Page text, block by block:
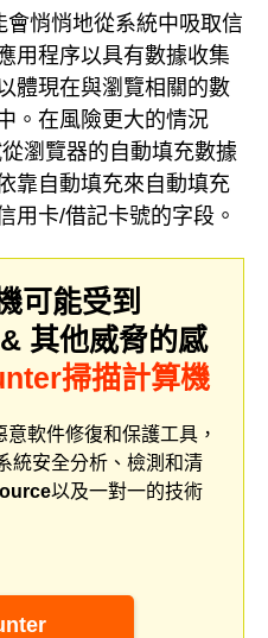
會悄悄地從系統中吸取信
用程序以具有數據收集
體現在與瀏覽相關的數
。在風險更大的情況
瀏覽器的自動填充數據
靠自動填充來自動填充
用卡/借記卡號的字段。
可能受到
& 其他威脅的感
掃描計算機
軟件修復和保護工具，
統安全分析、檢測和清
以及一對一的技術